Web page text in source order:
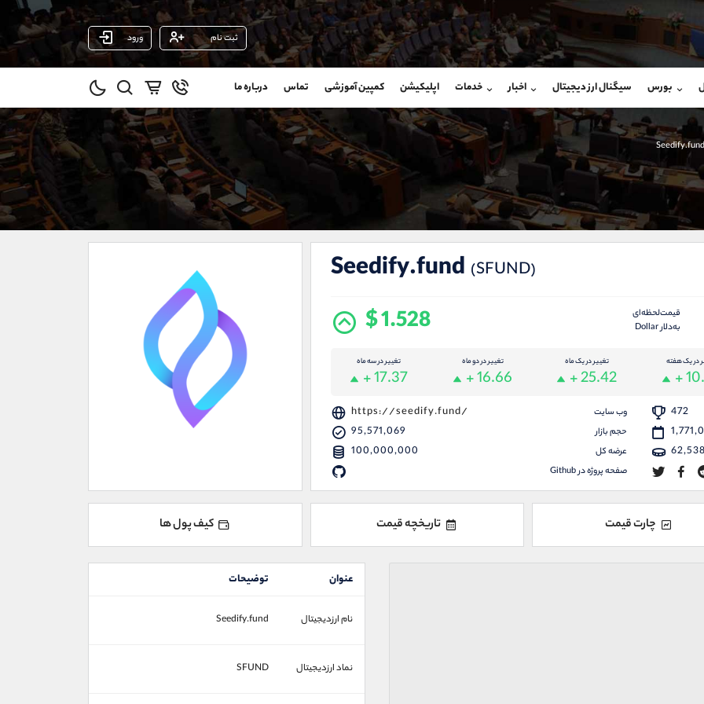
ثبت نام ورود
بورس سیگنال ارز دیجیتال اخبار خدمات اپلیکیشن کمپین آموزشی تماس درباره ما
Seedify.fund (SFUND)
قیمت‌لحظه‌ای
به‌دلار Dollar
$ 1.528
در یک هفته
+
تغییر در یک ماه
+ 25.42
تغییر در دو ماه
+ 16.66
تغییر در سه ماه
+ 17.37
472 وب سایت https://seedify.fund/
حجم بازار 95,571,069
عرضه کل 100,000,000
صفحه پروژه در Github
چارت قیمت تاریخچه قیمت کیف پول ها
عنوان توضیحات
نام ارزدیجیتال Seedify.fund
نماد ارزدیجیتال SFUND
شروع گفتگو
@Armteam_admin_103
103
شروع گفتگو
@Armteam_admin_por
داخلی 107
(فائزه تهرانی)
09101364784
واتساپ شروع گفتگو
تلگرام @Armteam_admin_104
021-22021030
021-22021040
@alireza.mehrabii
@alirezamehrabi_com
@alirezamehrabi_official